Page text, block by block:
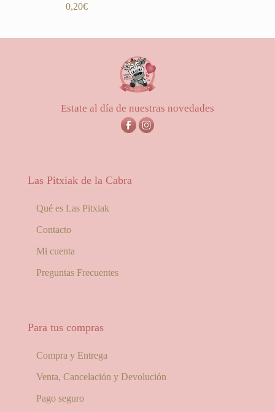
0,20€
Estate al día de nuestras novedades
Las Pitxiak de la Cabra
Qué es Las Pitxiak
Contacto
Mi cuenta
Preguntas Frecuentes
Para tus compras
Compra y Entrega
Venta, Cancelación y Devolución
Pago seguro